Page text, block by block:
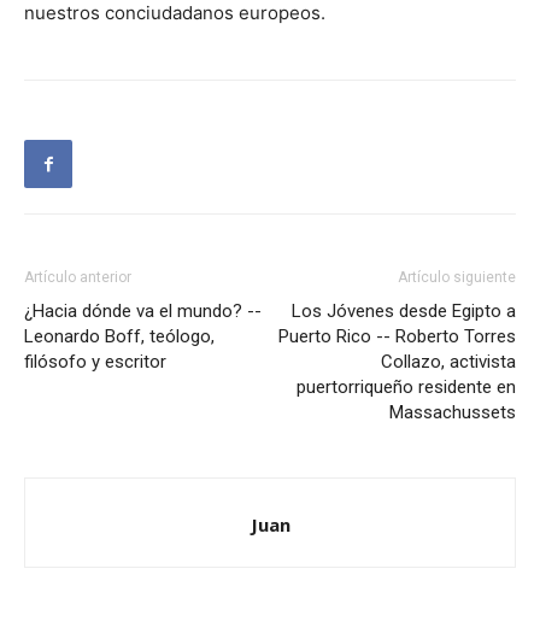
nues­tros conciudadanos europeos.
Artículo anterior
¿Hacia dónde va el mundo? --
Leonardo Boff, teólogo,
filósofo y escritor
Artículo siguiente
Los Jóvenes desde Egipto a
Puerto Rico -- Roberto Torres
Collazo, activista
puertorriqueño residente en
Massachussets
Juan